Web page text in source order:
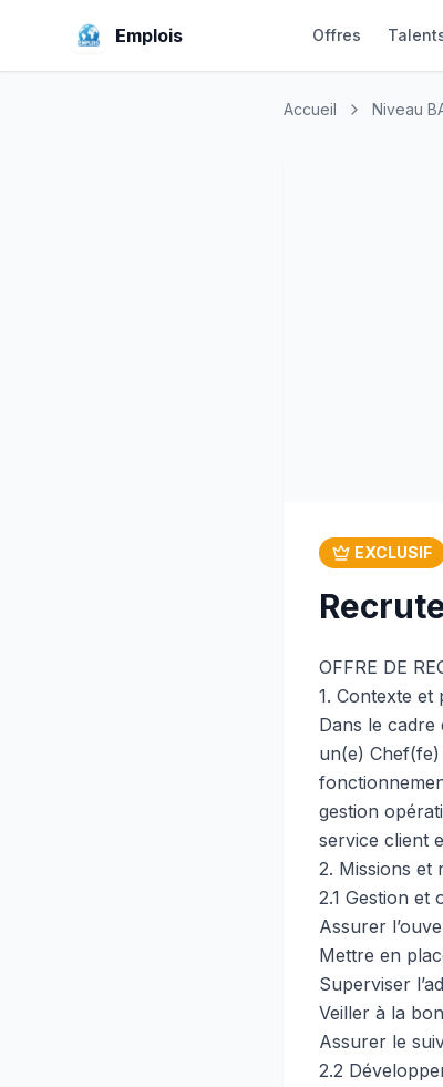
Emplois Offres
Accueil Niveau
EXCLUSIF
OFFRE DE
1. Contexte et
Dans le cadre
un(e) Chef(fe)
gestion
service client
2. Missions et
2.1 Gestion et
Assurer
Mettre en
Superviser
Veiller à la
Assurer le
2.2